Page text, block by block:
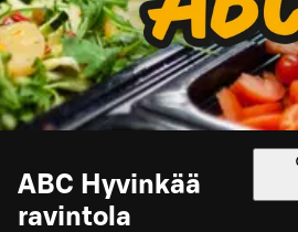
ABC Hyvinkää
ravintola